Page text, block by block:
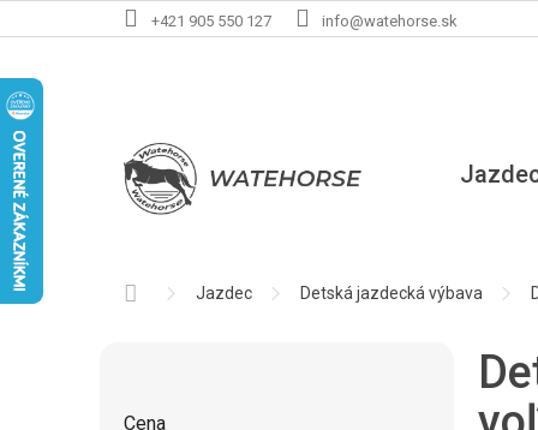
na
+421 905 550 127 info@watehorse.sk
DomovJazdec Detská jazdecká výbava
Cena